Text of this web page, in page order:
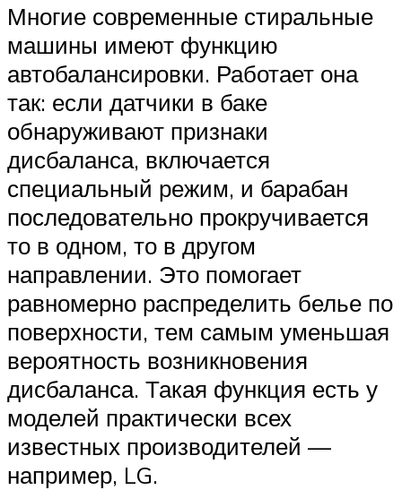
Многие современные стиральные
машины имеют функцию
автобалансировки. Работает она
так: если датчики в баке
обнаруживают признаки
дисбаланса, включается
специальный режим, и барабан
последовательно прокручивается
то в одном, то в другом
направлении. Это помогает
равномерно распределить белье по
поверхности, тем самым уменьшая
вероятность возникновения
дисбаланса. Такая функция есть у
моделей практически всех
известных производителей —
например, LG.